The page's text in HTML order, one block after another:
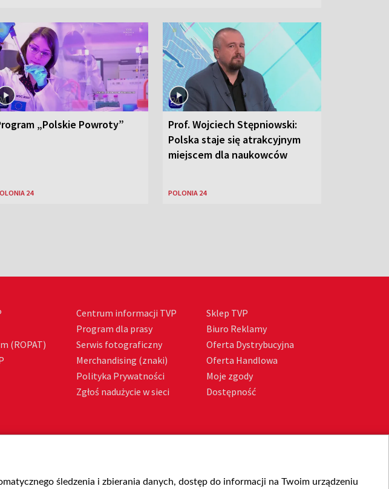
„Polskie Powroty”
24
Prof. Wojciech Stępniowski:
Polska staje się atrakcyjnym
miejscem dla naukowców
POLONIA 24
(ROPAT)
Centrum informacji TVP
Program dla prasy
Serwis fotograficzny
Merchandising (znaki)
Polityka Prywatności
Zgłoś nadużycie w sieci
Sklep TVP
Biuro Reklamy
Oferta Dystrybucyjna
Oferta Handlowa
Moje zgody
Dostępność
śledzenia i zbierania danych, dostęp do informacji na Twoim urządzeniu